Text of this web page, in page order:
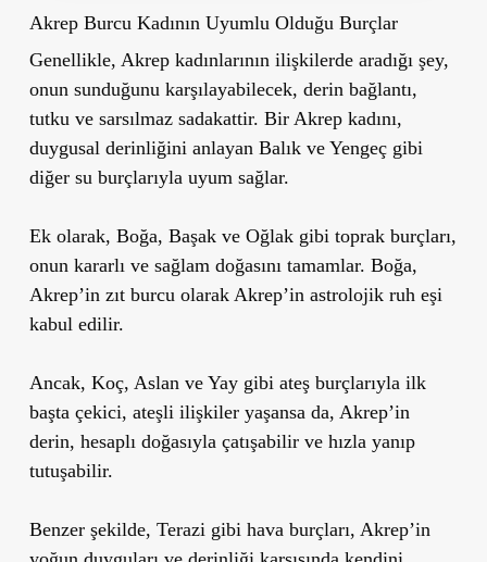
Akrep Burcu Kadının Uyumlu Olduğu Burçlar
Genellikle, Akrep kadınlarının ilişkilerde aradığı şey,
onun sunduğunu karşılayabilecek, derin bağlantı,
tutku ve sarsılmaz sadakattir. Bir Akrep kadını,
duygusal derinliğini anlayan Balık ve Yengeç gibi
diğer su burçlarıyla uyum sağlar.
Ek olarak, Boğa, Başak ve Oğlak gibi toprak burçları,
onun kararlı ve sağlam doğasını tamamlar. Boğa,
Akrep’in zıt burcu olarak Akrep’in astrolojik ruh eşi
kabul edilir.
Ancak, Koç, Aslan ve Yay gibi ateş burçlarıyla ilk
başta çekici, ateşli ilişkiler yaşansa da, Akrep’in
derin, hesaplı doğasıyla çatışabilir ve hızla yanıp
tutuşabilir.
Benzer şekilde, Terazi gibi hava burçları, Akrep’in